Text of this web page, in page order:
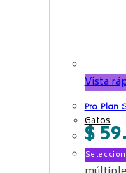
Vista
Pro Plan
Gatos
$